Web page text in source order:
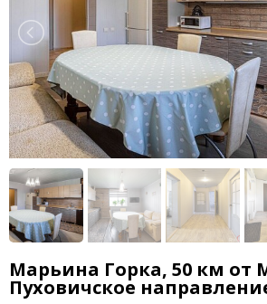
Марьина Горка, 50 км от
Пуховичское